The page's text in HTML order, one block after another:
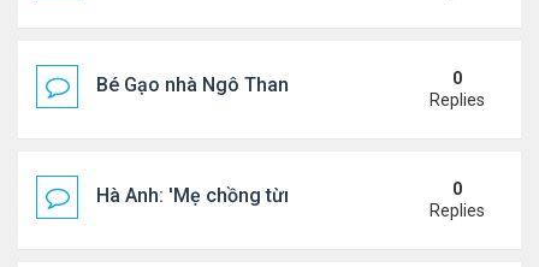
Bé Gạo nhà Ngô Thanh Vân dễ thương trong tiệc
0
Replies
Hà Anh: 'Mẹ chồng từng ngạc nhiên vì tôi luôn trả
0
Replies